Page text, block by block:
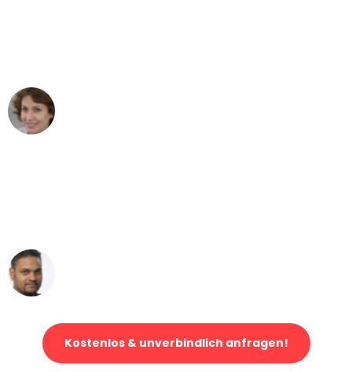
Kostenlos & unverbindlich anfragen!